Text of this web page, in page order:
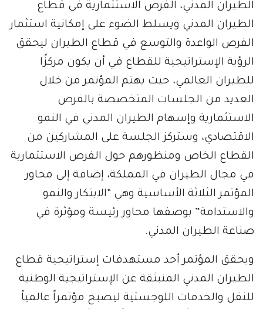
الطيران المدني، الفرص الاستثمارية في قطاع
الطيران المدني ويسلط الضوء على إمكانية استثمار
الفرص الواعدة والتوسع في قطاع الطيران ليحقق
الرؤية الإستراتيجية للقطاع في أن يكون مركزًا
للطيران العالمي، حيث يهتم المؤتمر من خلال
العديد من الجلسات المتخصصة بالفرص
الاستثمارية وإسهام الطيران المدني في النمو
الاقتصادي، وستركز الجلسة على المشاركين من
القطاع الخاص ومنظورهم حول الفرص الاستثمارية
في مجال الطيران في المملكة، إضافة إلى محاور
المؤتمر الثلاثة الأساسية وهي “الابتكار والنمو
والاستدامة” بوصفها محاور رئيسة ومؤثرة في
صناعة الطيران المدني.
ويحقق المؤتمر أحد مستهدفات إستراتيجية قطاع
الطيران المدني المنبثقة عن الإستراتيجية الوطنية
للنقل والخدمات اللوجستية ليصبح مؤتمراً عالمياً